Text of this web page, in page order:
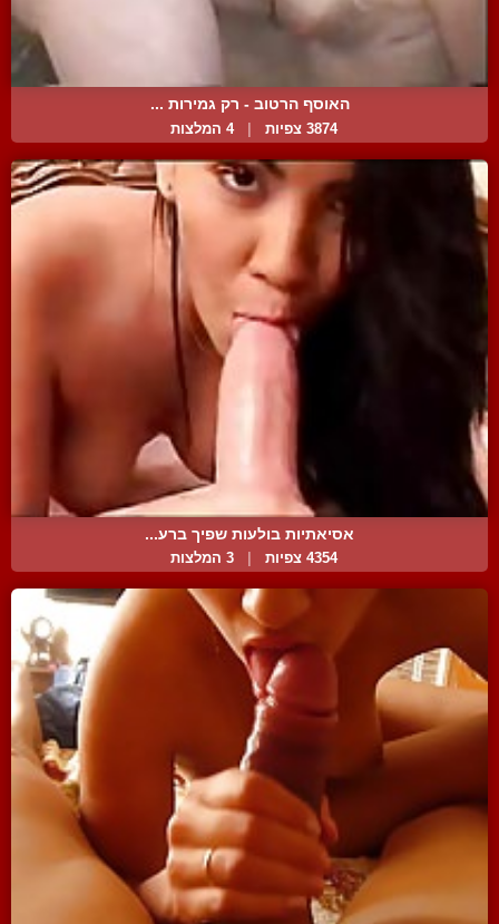
האוסף הרטוב - רק גמירות ...
3874 צפיות | 4 המלצות
אסיאתיות בולעות שפיך ברע...
4354 צפיות 3 המלצות